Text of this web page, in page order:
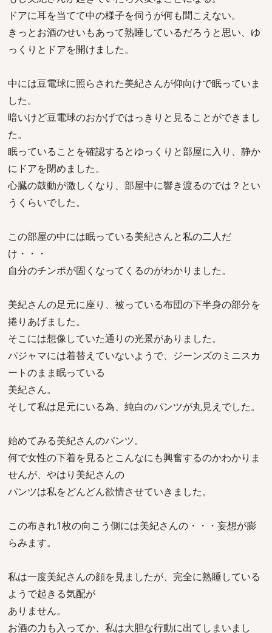
ドアに耳を当てて中の様子を伺うが何も聞こえない。
きっとお酒のせいもあって熟睡しているだろうと思い、ゆ
っくりとドアを開けました。
中には豆電球に照らされた美紀さんが仰向けで眠っていま
した。
暗いけど豆電球のおかげではっきりと見ることができまし
た。
眠っていることを確認するとゆっくりと部屋に入り、静か
にドアを閉めました。
心臓の鼓動が激しくなり、部屋中に響き渡るのでは？とい
うくらいでした。
この部屋の中には眠っている美紀さんと私の二人だ
け・・・
自分のチンポが固くなってくるのがわかりました。
美紀さんの足元に座り、被っている布団の下半身の部分を
捲りあげました。
そこには想像していた通りの光景がありました。
パジャマには着替えていないようで、ジーンズのミニスカ
ートのまま眠っている
美紀さん。
そして私は足元にいる為、純白のパンツが丸見えでした。
始めてみる美紀さんのパンツ。
何で女性の下着を見るとこんなにも興奮するのかわかりま
せんが、やはり美紀さんの
パンツは私をどんどん欲情させていきました。
この布きれ1枚の向こう側には美紀さんの・・・妄想が膨
らみます。
私は一度美紀さんの顔を見ましたが、完全に熟睡している
ようで起きる気配が
ありません。
お酒の力も入ってか、私は大胆な行動に出てしまいまし